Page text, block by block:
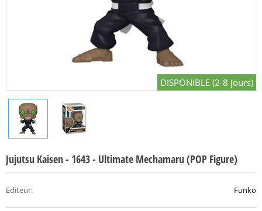
DISPONIBLE (2-8 jours)
Jujutsu Kaisen - 1643 - Ultimate Mechamaru (POP Figure)
Editeur: Funko